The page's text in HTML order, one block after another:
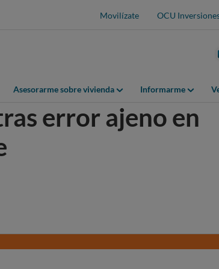
Movilízate OCU
Asesorarme sobre vivienda Informarme
error ajeno en